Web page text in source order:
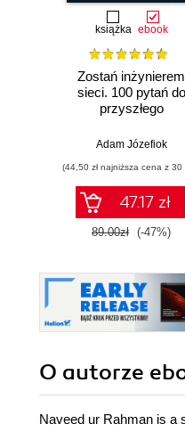
książka ebook
Zostań inżynierem
sieci. 100 pytań do
przyszłego
Adam Józefiok
(44,50 zł najniższa cena z 30
47.17 zł
89.00zł (-47%)
O autorze
Naveed ur Rahman is a